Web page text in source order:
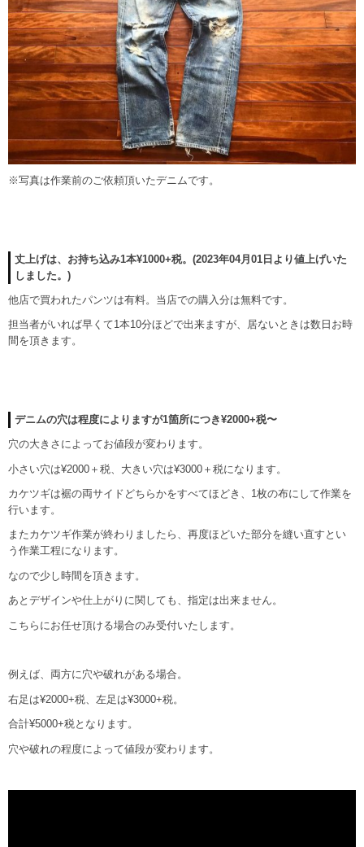
※写真は作業前のご依頼頂いたデニムです。
丈上げは、お持ち込み1本¥1000+税。(2023年04月01日より値上げいた
しました。)
他店で買われたパンツは有料。当店での購入分は無料です。
担当者がいれば早くて1本10分ほどで出来ますが、居ないときは数日お時
間を頂きます。
デニムの穴は程度によりますが1箇所につき¥2000+税〜
穴の大きさによってお値段が変わります。
小さい穴は¥2000＋税、大きい穴は¥3000＋税になります。
カケツギは裾の両サイドどちらかをすべてほどき、1枚の布にして作業を
行います。
またカケツギ作業が終わりましたら、再度ほどいた部分を縫い直すとい
う作業工程になります。
なので少し時間を頂きます。
あとデザインや仕上がりに関しても、指定は出来ません。
こちらにお任せ頂ける場合のみ受付いたします。
例えば、両方に穴や破れがある場合。
右足は¥2000+税、左足は¥3000+税。
合計¥5000+税となります。
穴や破れの程度によって値段が変わります。